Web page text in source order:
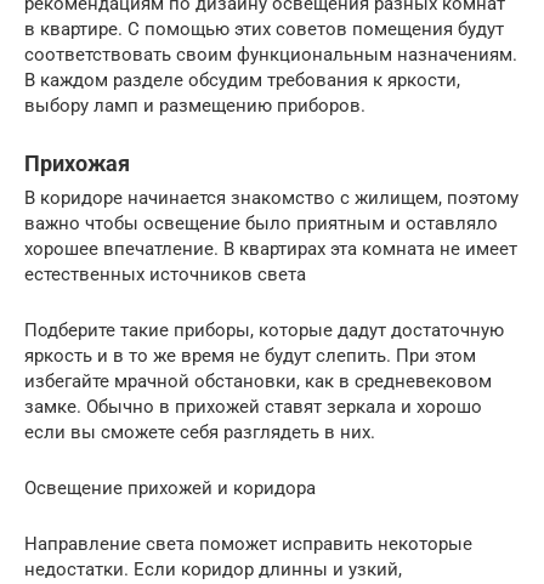
в квартире. С помощью этих советов помещения будут
соответствовать своим функциональным назначениям.
В каждом разделе обсудим требования к яркости,
выбору ламп и размещению приборов.
Прихожая
В коридоре начинается знакомство с жилищем, поэтому
важно чтобы освещение было приятным и оставляло
хорошее впечатление. В квартирах эта комната не имеет
естественных источников света
Подберите такие приборы, которые дадут достаточную
яркость и в то же время не будут слепить. При этом
избегайте мрачной обстановки, как в средневековом
замке. Обычно в прихожей ставят зеркала и хорошо
если вы сможете себя разглядеть в них.
Освещение прихожей и коридора
Направление света поможет исправить некоторые
недостатки. Если коридор длинны и узкий,